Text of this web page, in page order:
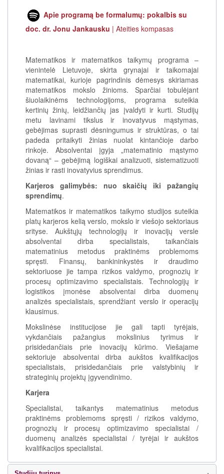
Apie programą be formalumų: pokalbis su
doc. dr. Jonu Jankausku | Ateities kompasas
Matematikos ir matematikos taikymų programa –
vienintelė Lietuvoje, skirta grynajai ir taikomajai
matematikai, kurioje pagrindinis dėmesys skiriamas
matematikos mokslo žinioms. Sparčiai tobulėjant
šiuolaikinėms technologijoms, programa suteikia
kertinių žinių, leidžiančių jas įvaldyti ir kurti. Studijų
metu lavinami tikslus ir inovatyvus mąstymas,
gebėjimas suprasti dėsningumus ir struktūras, o tai
padeda pritaikyti žinias nuolat kintančioje darbo
rinkoje. Absolventai įgyja „matematinio mąstymo
dovaną“ – gebėjimą logiškai analizuoti, sistematizuoti
žinias ir rasti inovatyvius sprendimus.
Karjeros galimybės: nuo skaičių iki pažangių
sprendimų.
Matematikos ir matematikos taikymo studijos suteikia
platų karjeros kelią verslo, mokslo ir viešojo sektoriaus
srityse. Aukštųjų technologijų ir inovacijų versle
absolventai dirba specialistais, taikančiais
matematinius metodus praktinėms problemoms
spręsti. Finansų, bankininkystės ir draudimo
sektoriuose jie tampa rizikos valdymo, prognozių ir
procesų optimizavimo specialistais. Technologijų ir
logistikos įmonėse absolventai dirba duomenų
analizės specialistais, sprendžiant verslo ir operacijų
klausimus.
Mokslinėse institucijose jie gali tapti tyrėjais,
vykdančiais pažangius mokslinius tyrimus ir
prisidedančiais prie inovacijų kūrimo. Viešajame
sektoriuje absolventai dirba aukštos kvalifikacijos
specialistais, prisidedančiais prie valstybinių ir
strateginių projektų įgyvendinimo.
Karjera
Specialistai, taikantys matematinius metodus
praktinėms problemoms spręsti / rizikos valdymo,
prognozių ir procesų optimizavimo specialistai /
duomenų analizės specialistai / tyrėjai ir aukštos
kvalifikacijos specialistai.